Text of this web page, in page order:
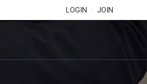
LOGIN JOIN